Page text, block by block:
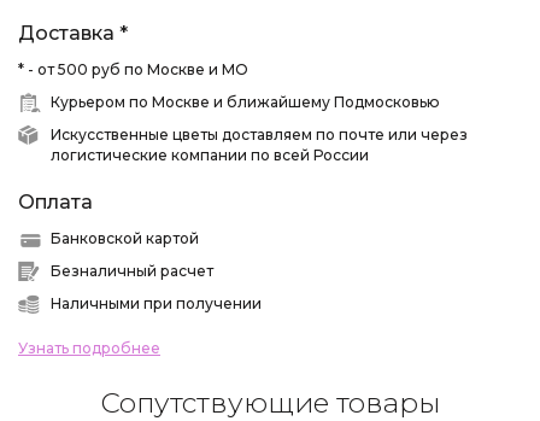
Доставка *
* - от 500 руб по Москве и МО
Курьером по Москве и ближайшему Подмосковью
Искусственные цветы доставляем по почте или через
логистические компании по всей России
Оплата
Банковской картой
Безналичный расчет
Наличными при получении
Узнать подробнее
Сопутствующие товары